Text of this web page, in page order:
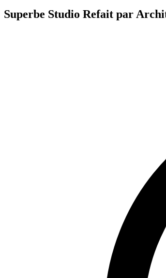
Superbe Studio Refait par